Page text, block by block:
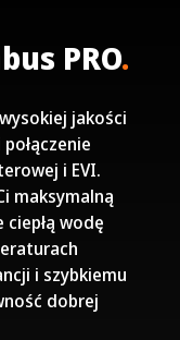
PRO.
jakości
i EVI.
maksymalną
wodę
i szybkiemu
dobrej